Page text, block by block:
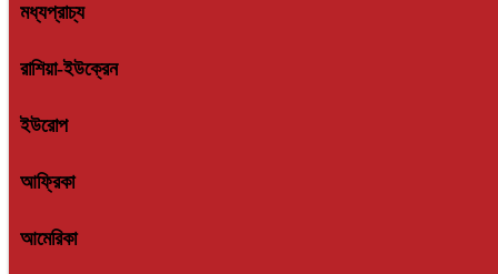
মধ্যপ্রাচ্য
রাশিয়া-ইউক্রেন
ইউরোপ
আফ্রিকা
আমেরিকা